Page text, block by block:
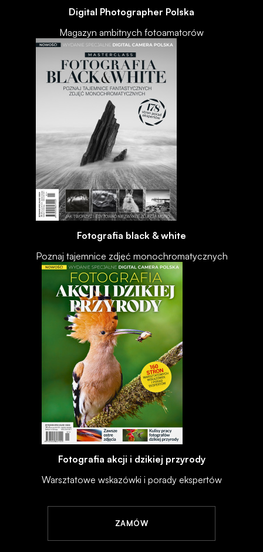
Digital Photographer Polska
Magazyn ambitnych fotoamatorów
Fotografia black & white
Poznaj tajemnice zdjęć monochromatycznych
Fotografia akcji i dzikiej przyrody
Warsztatowe wskazówki i porady ekspertów
ZAMÓW